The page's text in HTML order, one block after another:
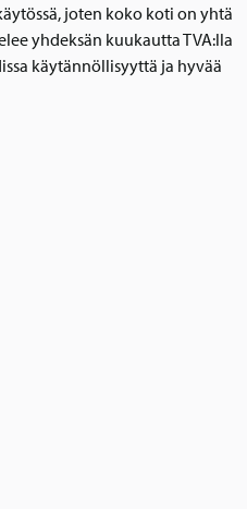
joten koko koti on yhtä
yhdeksän kuukautta TVA:lla
käytännöllisyyttä ja hyvää